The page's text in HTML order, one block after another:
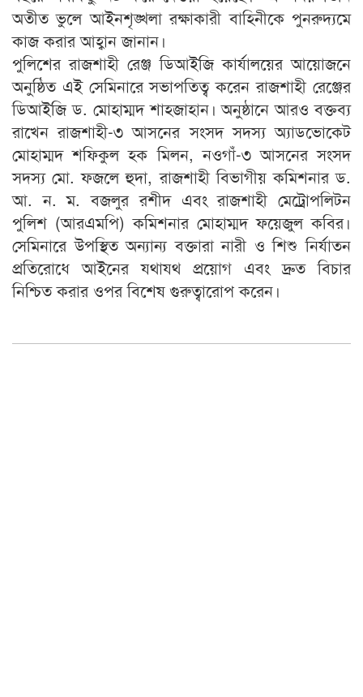
অতীত ভুলে আইনশৃঙ্খলা রক্ষাকারী বাহিনীকে পুনরুদ্যমে
কাজ করার আহ্বান জানান।
পুলিশের রাজশাহী রেঞ্জ ডিআইজি কার্যালয়ের আয়োজনে
অনুষ্ঠিত এই সেমিনারে সভাপতিত্ব করেন রাজশাহী রেঞ্জের
ডিআইজি ড. মোহাম্মদ শাহজাহান। অনুষ্ঠানে আরও বক্তব্য
রাখেন রাজশাহী-৩ আসনের সংসদ সদস্য অ্যাডভোকেট
মোহাম্মদ শফিকুল হক মিলন, নওগাঁ-৩ আসনের সংসদ
সদস্য মো. ফজলে হুদা, রাজশাহী বিভাগীয় কমিশনার ড.
আ. ন. ম. বজলুর রশীদ এবং রাজশাহী মেট্রোপলিটন
পুলিশ (আরএমপি) কমিশনার মোহাম্মদ ফয়েজুল কবির।
সেমিনারে উপস্থিত অন্যান্য বক্তারা নারী ও শিশু নির্যাতন
প্রতিরোধে আইনের যথাযথ প্রয়োগ এবং দ্রুত বিচার
নিশ্চিত করার ওপর বিশেষ গুরুত্বারোপ করেন।